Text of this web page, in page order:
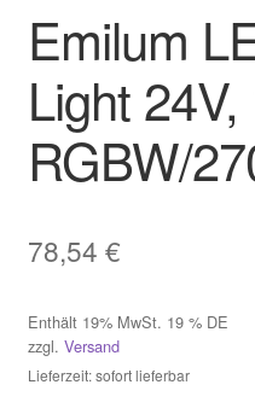
Emilum
Light 24V,
RGBW/
78,54 €
Enthält 19% MwSt. 19 % DE
zzgl. Versand
Lieferzeit: sofort lieferbar